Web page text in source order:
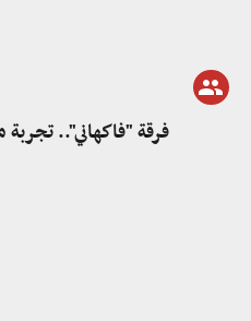
فرقة "فاكهاني".. تجربة